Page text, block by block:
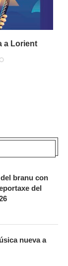
a Lorient
branu con
del
nueva a